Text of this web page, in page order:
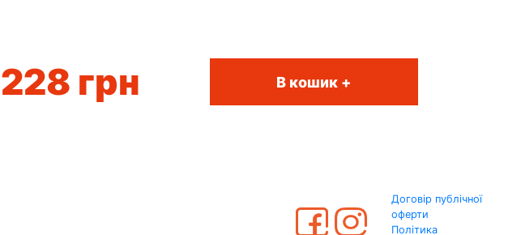
228 грн В кошик +
Договір публічної
оферти
Політика